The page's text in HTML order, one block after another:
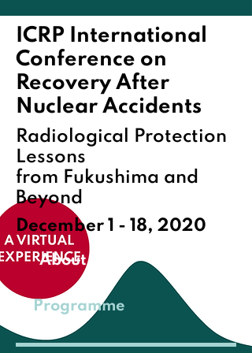
ICRP International
Conference on
Recovery After
Nuclear Accidents
Radiological Protection
Lessons
from Fukushima and
Beyond
December 1 - 18, 2020
About
Programme